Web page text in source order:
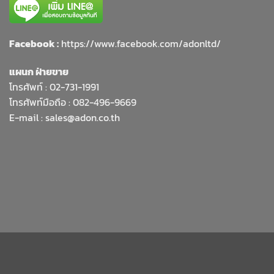
Facebook : https://www.facebook.com/adonltd/
แผนก ฝ่ายขาย
โทรศัพท์ : 02-731-1991
โทรศัพท์มือถือ : 082-496-9669
E-mail : sales@adon.co.th